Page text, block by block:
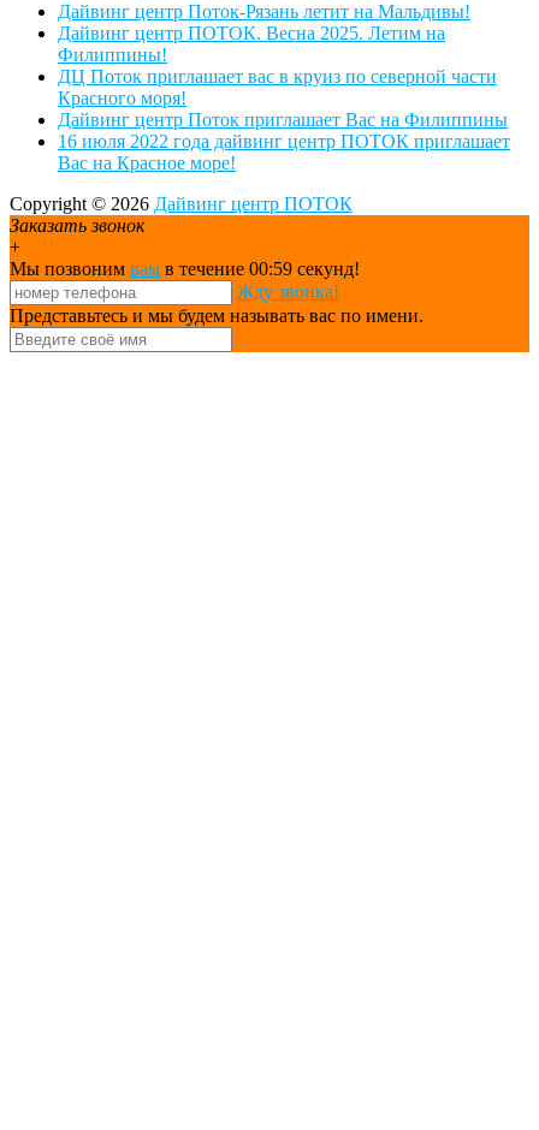
Дайвинг центр Поток-Рязань летит на Мальдивы!
Дайвинг центр ПОТОК. Весна 2025. Летим на
Филиппины!
ДЦ Поток приглашает вас в круиз по северной части
Красного моря!
Дайвинг центр Поток приглашает Вас на Филиппины
16 июля 2022 года дайвинг центр ПОТОК приглашает
Вас на Красное море!
Copyright © 2026 Дайвинг центр ПОТОК
Заказать звонок
+
Мы позвоним вам в течение 00:59 секунд!
Жду звонка!
Представьтесь и мы будем называть вас по имени.